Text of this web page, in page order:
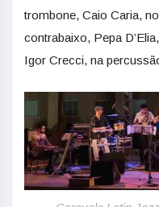
trombone, Caio Caria,
contrabaixo, Pepa
Igor Crecci, na